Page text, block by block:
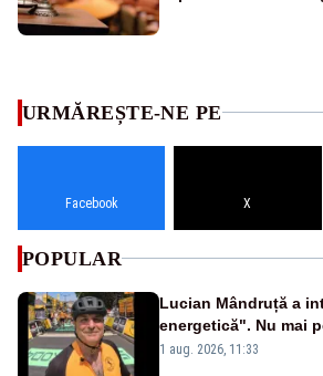
URMĂREȘTE-NE PE
Facebook X
POPULAR
Lucian Mândruță a
energetică". Nu mai
spălat seara
1 aug. 2026, 11:33